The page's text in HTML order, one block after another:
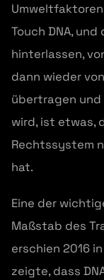
Touch DNA,
hinterlassen,
dann wieder
übertragen und
wird, ist etwas,
Rechtssystem
hat.
Eine der
Maßstab des
erschien 2016
zeigte, dass